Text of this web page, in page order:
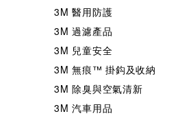
3M 醫用防護
3M 過濾產品
3M 兒童安全
3M 無痕™️ 掛鈎及收納
3M 除臭與空氣清新
3M 汽車用品